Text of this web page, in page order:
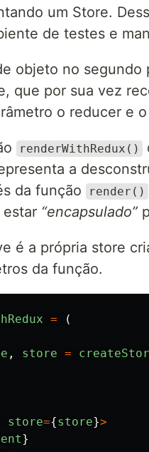
um Store.
de testes e
objeto no segundo
que por sua vez
o reducer e
renderWithRedux()
a
da função
render()
“encapsulado”
é a própria store
da função.
=
(
, store =
store={store}>
}